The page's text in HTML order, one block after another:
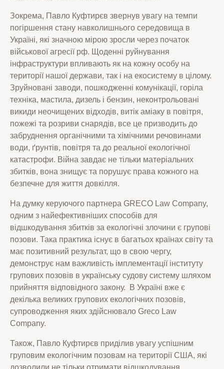
Зокрема, Павло Куфтирєв звернув увагу на темпи
погіршення стану навколишнього середовища в
Україні, які значною мірою зросли через початок
військової агресії рф. Щоденні руйнування
інфраструктури впливають як на кожну особу на
території нашої держави, так і на екосистему в цілому.
Зруйновані заводи, пошкодженні комунікації, горіла
техніка, мастила, дизель і бензин, неконтрольовані
викиди неочищених відходів, витік аміаку в повітря,
пожежі та розриви снарядів, все це призводить до
забруднення органічними та хімічними речовинами
води, ґрунтів, повітря та до реальної екологічної
катастрофи. Війна завдає не тільки матеріальних
збитків, вона знищує та порушує права кожного на
безпечне для життя довкілля.
На думку керуючого партнера GRECO Law Company,
одним з найефективніших способів для
відшкодування збитків за екологічні злочини є групові
позови. Така практика існує в багатьох країнах світу та
має позитивний результат, що в свою чергу,
демонструє нам важливість імплементації інституту
групових позовів в українську судову систему шляхом
прийняття відповідного закону. В Україні вже є
декілька великих групових екологічних позовів,
супроводження яких здійснювало Greco Law
Company.
Також, Павло Куфтирєв приділив увагу успішним
груповим екологічним позовам на території США, які
дозволили не тільки отримати відшкодування